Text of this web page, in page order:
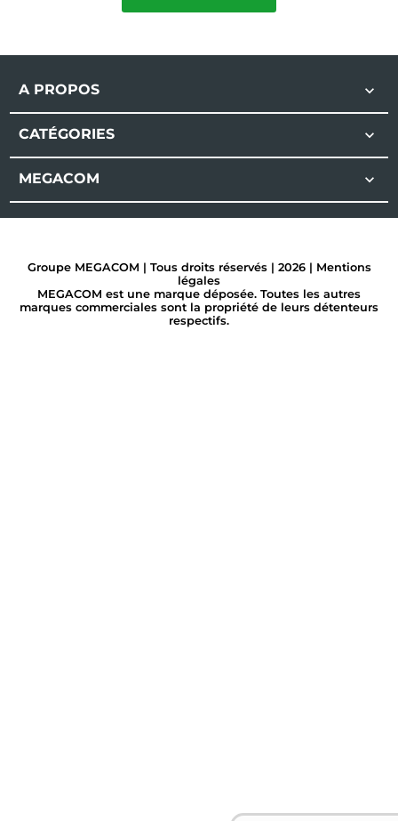
A PROPOS 
CATÉGORIES 
MEGACOM 
Groupe MEGACOM | Tous droits réservés | 2026 | Mentions
légales
MEGACOM est une marque déposée. Toutes les autres
marques commerciales sont la propriété de leurs détenteurs
respectifs.